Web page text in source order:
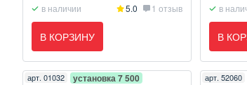
в наличии 5.0 1 отзыв
В КОРЗИНУ
в
В
арт. 01032 установка 7 500 арт. 52060